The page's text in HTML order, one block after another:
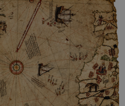
další porci strádá